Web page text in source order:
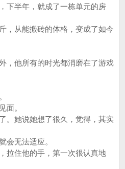
半年，就成了一栋单元的房
从能搬砖的体格，变成了如今
他所有的时光都消磨在了游戏
面。
她说她想了很久，觉得，其实
会无法适应。
住他的手，第一次很认真地